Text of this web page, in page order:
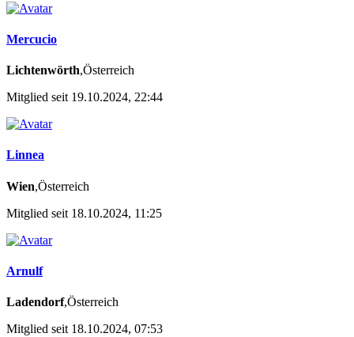
Mercucio
Lichtenwörth,Österreich
Mitglied seit 19.10.2024, 22:44
Linnea
Wien,Österreich
Mitglied seit 18.10.2024, 11:25
Arnulf
Ladendorf,Österreich
Mitglied seit 18.10.2024, 07:53